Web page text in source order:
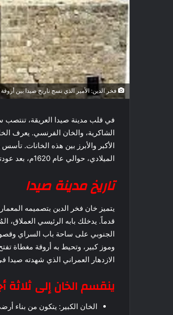
فخر الدين: الأمير الذي نسج تاريخ صيدا بين أروقة
في قلب مدينة صيدا العريقة، تنتصب
الشاكرية، والخان الفرنسي. يعرف
الأكبر والأبرز بين هذه الخانات.
الميلادي، حوالي عام 1620م، بعد عودته من المنفى في إيطاليا.
تاريخ مدينة صيدا
يتميز خان فخر الدين بتصميمه
قدماً. يدخلك بابه الرئيسي العملاق،
الجنوبي على ساحة باب السراي
وموز كبير، وتحيط به أروقة مغطاة
الازدهار العمراني الذي شهدته صيدا
ينقسم الخان إلى ثلاثة
الخان الكبير: يتكون من بناء